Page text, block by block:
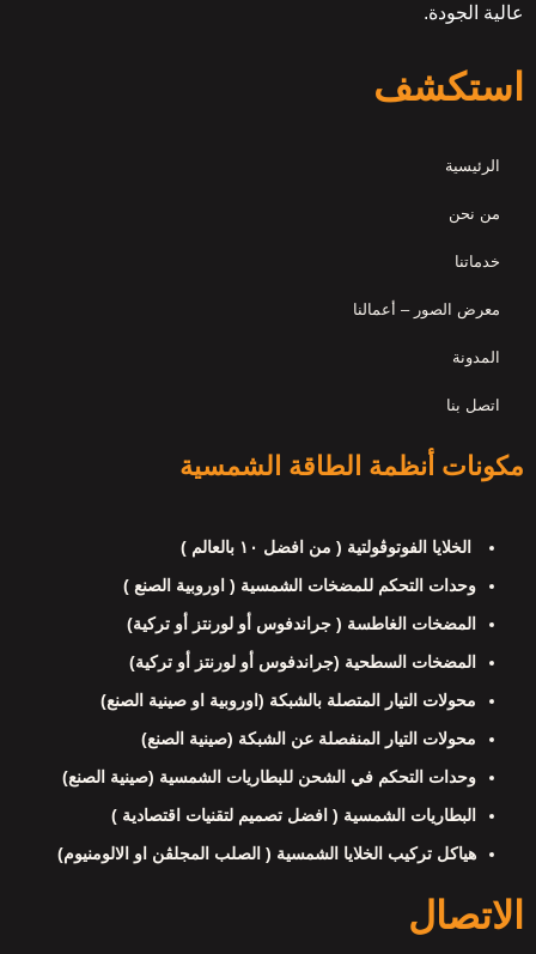
عالية الجودة.
استكشف
الرئيسية
من نحن
خدماتنا
معرض الصور – أعمالنا
المدونة
اتصل بنا
مكونات أنظمة الطاقة الشمسية
الخلايا الفوتوڤولتية ( من افضل ١٠ بالعالم )
وحدات التحكم للمضخات الشمسية ( اوروبية الصنع )
المضخات الغاطسة ( جراندفوس أو لورنتز أو تركية)
المضخات السطحية (جراندفوس أو لورنتز أو تركية)
محولات التيار المتصلة بالشبكة (اوروبية او صينية الصنع)
محولات التيار المنفصلة عن الشبكة (صينية الصنع)
وحدات التحكم في الشحن للبطاريات الشمسية (صينية الصنع)
البطاريات الشمسية ( افضل تصميم لتقنيات اقتصادية )
هياكل تركيب الخلايا الشمسية ( الصلب المجلڤن او الالومنيوم)
الاتصال